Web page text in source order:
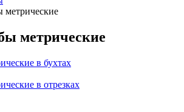
метрические
в бухтах
в отрезках